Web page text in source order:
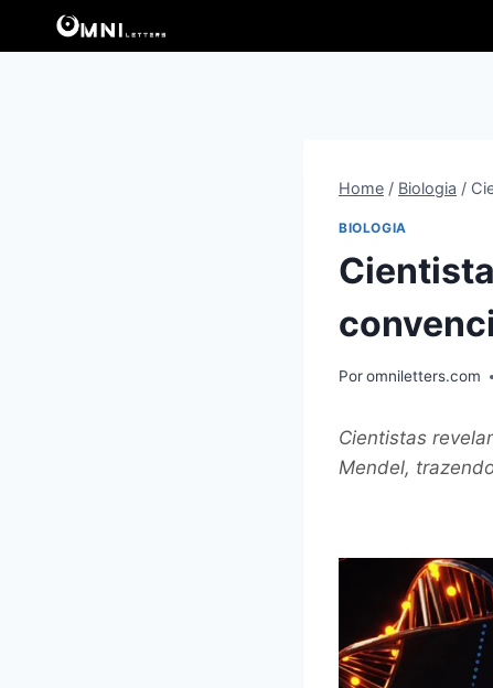
Home / Biologia /
BIOLOGIA
Poromniletters.com
Cientistas
Mendel,